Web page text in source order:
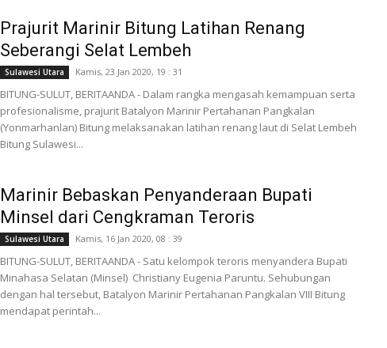
Prajurit Marinir Bitung Latihan Renang
Seberangi Selat Lembeh
Sulawesi Utara Kamis, 23 Jan 2020, 19 : 31
BITUNG-SULUT, BERITAANDA - Dalam rangka mengasah kemampuan serta
profesionalisme, prajurit Batalyon Marinir Pertahanan Pangkalan
(Yonmarhanlan) Bitung melaksanakan latihan renang laut di Selat Lembeh
Bitung Sulawesi...
Marinir Bebaskan Penyanderaan Bupati
Minsel dari Cengkraman Teroris
Sulawesi Utara Kamis, 16 Jan 2020, 08 : 39
BITUNG-SULUT, BERITAANDA - Satu kelompok teroris menyandera Bupati
Minahasa Selatan (Minsel) Christiany Eugenia Paruntu. Sehubungan
dengan hal tersebut, Batalyon Marinir Pertahanan Pangkalan VIII Bitung
mendapat perintah...